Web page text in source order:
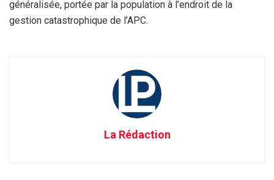
généralisée, portée par la population à l’endroit de la
gestion catastrophique de l’APC.
La Rédaction